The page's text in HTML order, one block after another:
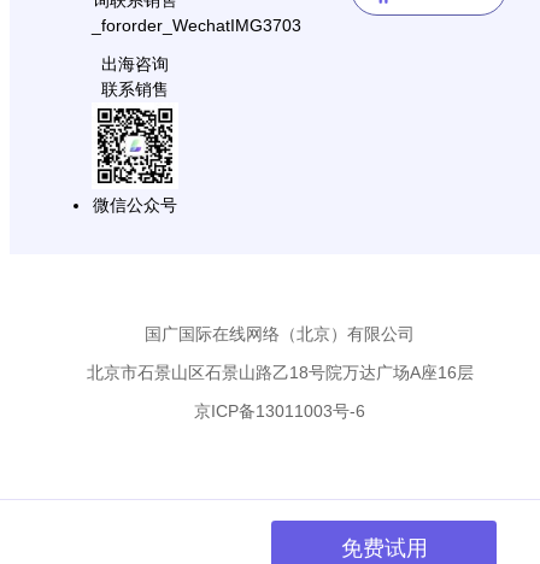
出海咨询
联系销售
微信公众号
国广国际在线网络（北京）有限公司
北京市石景山区石景山路乙18号院万达广场A座16层
京ICP备13011003号-6
免费试用